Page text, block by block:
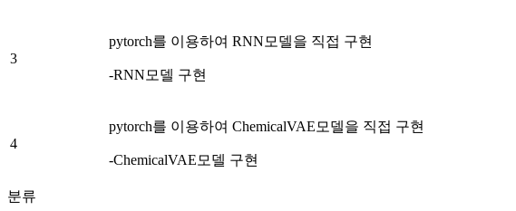
3
pytorch를 이용하여 RNN모델을 직접 구현
-RNN모델 구현
4
pytorch를 이용하여 ChemicalVAE모델을 직접 구현
-ChemicalVAE모델 구현
분류